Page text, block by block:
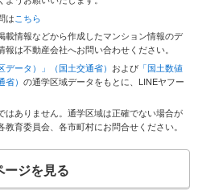
はこちら
載情報などから作成したマンション情報のデ
は不動産会社へお問い合わせください。
データ）」（国土交通省） および 「国土数値
） の通学区域データをもとに、LINEヤフー
はありません。通学区域は正確でない場合が
育委員会、各市町村にお問合せください。
ージを見る